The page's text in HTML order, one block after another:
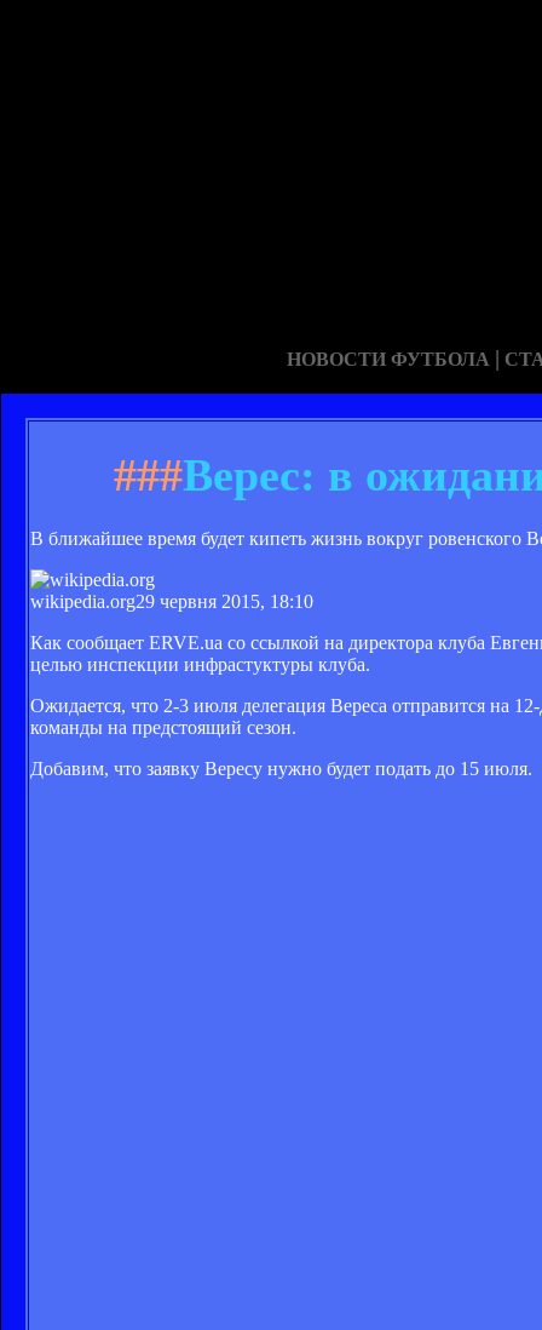
НОВОСТИ ФУТБОЛА |
###Верес: в
В ближайшее время будет кипеть жизнь вокруг ровенского
wikipedia.org29 червня 2015, 18:10
Как сообщает ERVE.ua со ссылкой на директора клуба
целью инспекции инфрастуктуры клуба.
Ожидается, что 2-3 июля делегация Вереса отправится на
команды на предстоящий сезон.
Добавим, что заявку Вересу нужно будет подать до 15 июля.